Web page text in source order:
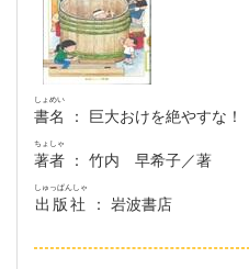
書名
しょめい
： 巨大おけを絶やすな！
著者
ちょしゃ
： 竹内 早希子／著
出版社
しゅっぱんしゃ
： 岩波書店